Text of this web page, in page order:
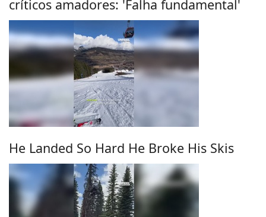
críticos amadores: 'Falha fundamental'
He Landed So Hard He Broke His Skis